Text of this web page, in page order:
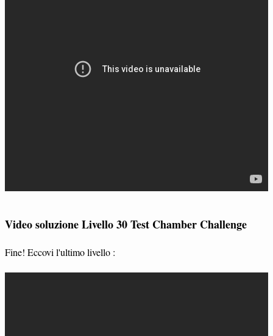
Video soluzione Livello 30 Test Chamber Challenge
Fine! Eccovi l'ultimo livello :